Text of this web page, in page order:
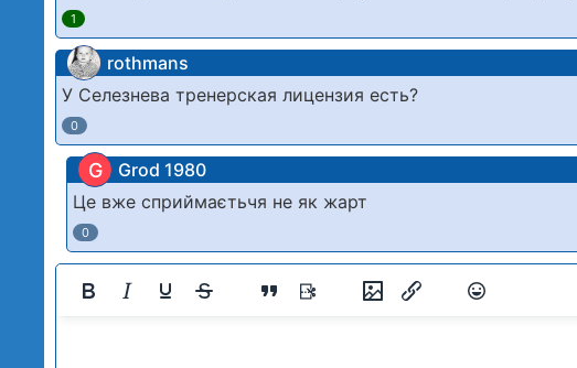
1
rothmans
У Селезнева тренерская лицензия есть?
0
G Grod 1980
Це вже сприймаєтьчя не як жарт
0